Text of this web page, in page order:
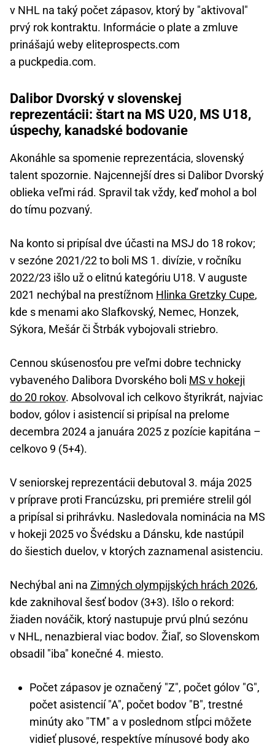
v NHL na taký počet zápasov, ktorý by "aktivoval"
prvý rok kontraktu. Informácie o plate a zmluve
prinášajú weby eliteprospects.com
a puckpedia.com.
Dalibor Dvorský v slovenskej
reprezentácii: štart na MS U20, MS U18,
úspechy, kanadské bodovanie
Akonáhle sa spomenie reprezentácia, slovenský
talent spozornie. Najcennejší dres si Dalibor Dvorský
oblieka veľmi rád. Spravil tak vždy, keď mohol a bol
do tímu pozvaný.
Na konto si pripísal dve účasti na MSJ do 18 rokov;
v sezóne 2021/22 to boli MS 1. divízie, v ročníku
2022/23 išlo už o elitnú kategóriu U18. V auguste
2021 nechýbal na prestížnom Hlinka Gretzky Cupe,
kde s menami ako Slafkovský, Nemec, Honzek,
Sýkora, Mešár či Štrbák vybojovali striebro.
Cennou skúsenosťou pre veľmi dobre technicky
vybaveného Dalibora Dvorského boli MS v hokeji
do 20 rokov. Absolvoval ich celkovo štyrikrát, najviac
bodov, gólov i asistencií si pripísal na prelome
decembra 2024 a januára 2025 z pozície kapitána –
celkovo 9 (5+4).
V seniorskej reprezentácii debutoval 3. mája 2025
v príprave proti Francúzsku, pri premiére strelil gól
a pripísal si prihrávku. Nasledovala nominácia na MS
v hokeji 2025 vo Švédsku a Dánsku, kde nastúpil
do šiestich duelov, v ktorých zaznamenal asistenciu.
Nechýbal ani na Zimných olympijských hrách 2026,
kde zaknihoval šesť bodov (3+3). Išlo o rekord:
žiaden nováčik, ktorý nastupuje prvú plnú sezónu
v NHL, nenazbieral viac bodov. Žiaľ, so Slovenskom
obsadil "iba" konečné 4. miesto.
Počet zápasov je označený "Z", počet gólov "G",
počet asistencií "A", počet bodov "B", trestné
minúty ako "TM" a v poslednom stĺpci môžete
vidieť plusové, respektíve mínusové body ako